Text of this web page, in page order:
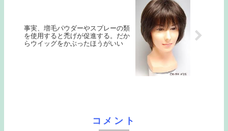
事実、増毛パウダーやスプレーの類
を使用すると禿げが促進する。だか
らウイッグをかぶったほうがいい
コメント